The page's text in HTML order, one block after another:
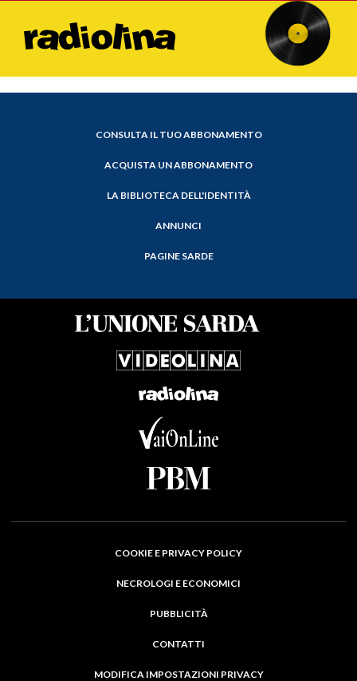
CONSULTA IL TUO ABBONAMENTO
ACQUISTA UN ABBONAMENTO
LA BIBLIOTECA DELL'IDENTITÀ
ANNUNCI
PAGINE SARDE
COOKIE E PRIVACY POLICY
NECROLOGI E ECONOMICI
PUBBLICITÀ
CONTATTI
MODIFICA IMPOSTAZIONI PRIVACY